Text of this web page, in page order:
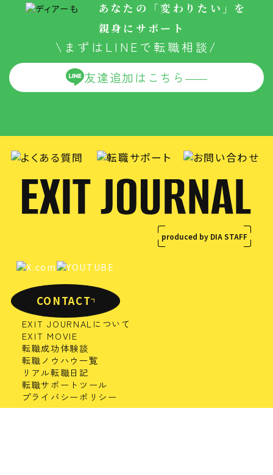
あなたの「変わりたい」を
親身にサポート
\まずはLINEで転職相談/
友達追加はこちら
produced by DIA STAFF
CONTACT
EXIT JOURNALについて
EXIT MOVIE
転職成功体験談
転職ノウハウ一覧
リアル転職日記
転職サポートツール
プライバシーポリシー